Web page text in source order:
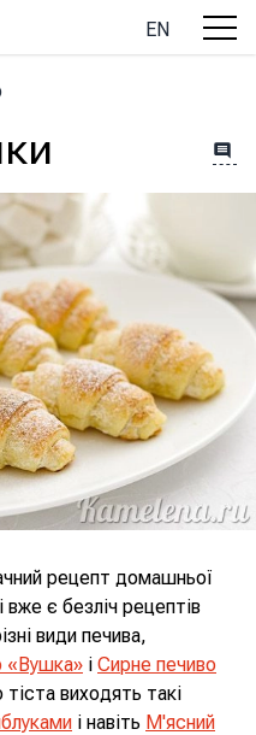
EN
рецепт домашньої
вже є безліч рецептів
види печива,
«Вушка» і Сирне печиво
виходять такі
і навіть М'ясний